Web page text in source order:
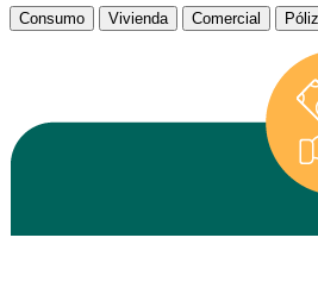
Consumo Vivienda Comercial